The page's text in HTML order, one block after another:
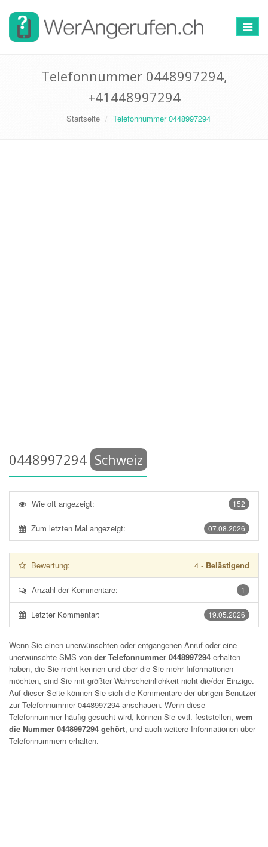
Toggle
Telefonnummer 0448997294,
+41448997294
Startseite Telefonnummer 0448997294
0448997294 Schweiz
152
Wie oft angezeigt:
07.08.2026
Zum letzten Mal angezeigt:
Bewertung: 4 - Belästigend
1
Anzahl der Kommentare:
19.05.2026
Letzter Kommentar:
Wenn Sie einen unerwünschten oder entgangenen Anruf oder eine
unerwünschte SMS von der Telefonnummer 0448997294 erhalten
haben, die Sie nicht kennen und über die Sie mehr Informationen
möchten, sind Sie mit größter Wahrscheinlichkeit nicht die/der Einzige.
Auf dieser Seite können Sie sich die Kommentare der übrigen Benutzer
zur Telefonnummer0448997294 anschauen. Wenn diese
Telefonnummer häufig gesucht wird, können Sie evtl. feststellen, wem
die Nummer 0448997294 gehört, und auch weitere Informationen über
Telefonnummern erhalten.